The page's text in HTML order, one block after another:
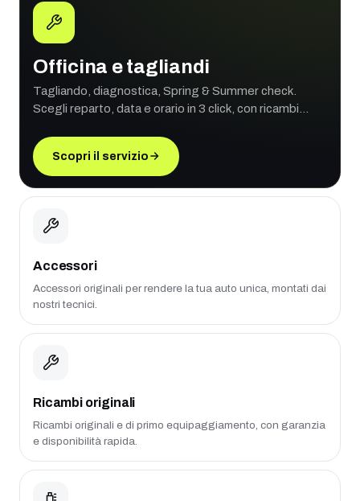
Officina e tagliandi
Tagliando, diagnostica, Spring & Summer check.
Scegli reparto, data e orario in 3 click, con ricambi
Scopri il servizio
Accessori
Accessori originali per rendere la tua auto unica, montati dai
nostri tecnici.
Ricambi originali
Ricambi originali e di primo equipaggiamento, con garanzia
e disponibilità rapida.